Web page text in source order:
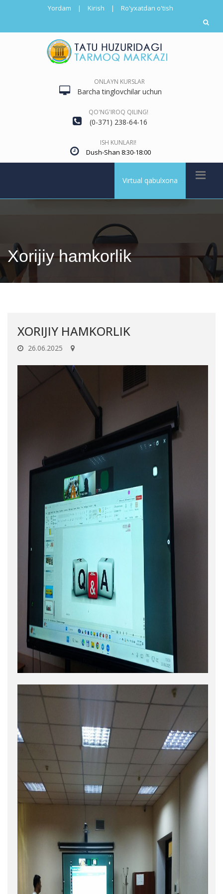
Yordam | Kirish | Ro'yxatdan o'tish
ONLAYN KURSLAR
Barcha tinglovchilar uchun
QO'NG'IROQ QILING!
(0-371) 238-64-16
ISH KUNLARI!
Dush-Shan 8:30-18:00
Virtual qabulxona
Xorijiy hamkorlik
XORIJIY HAMKORLIK
26.06.2025